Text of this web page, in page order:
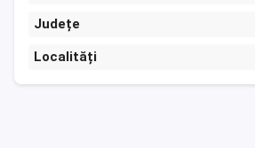
Județe
Localități